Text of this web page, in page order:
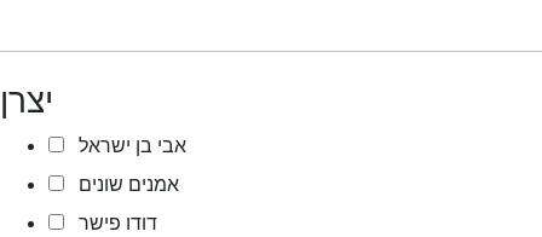
יצרן
אבי בן ישראל
אמנים שונים
דודו פישר